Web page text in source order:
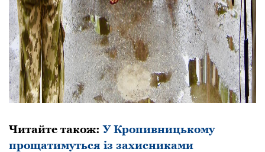
Читайте також: У Кропивницькому
прощатимуться із захисниками